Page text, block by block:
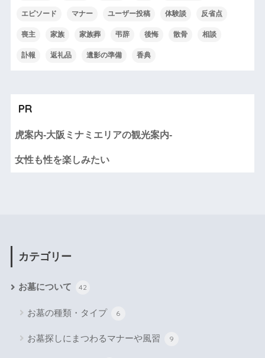
エピソード マナー ユーザー投稿 体験談 反省点
喪主 家族 家族葬 弔辞 後悔 散骨 相談
訃報 返礼品 遺影の準備 香典
PR
虎案内-大阪ミナミエリアの観光案内-
女性も性を楽しみたい
カテゴリー
お墓について 42
お墓の種類・タイプ 6
お墓探しにまつわるマナーや風習 9